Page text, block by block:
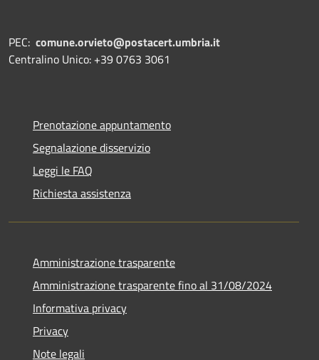
PEC: comune.orvieto@postacert.umbria.it
Centralino Unico: +39 0763 3061
Prenotazione appuntamento
Segnalazione disservizio
Leggi le FAQ
Richiesta assistenza
Amministrazione trasparente
Amministrazione trasparente fino al 31/08/2024
Informativa privacy
Privacy
Note legali